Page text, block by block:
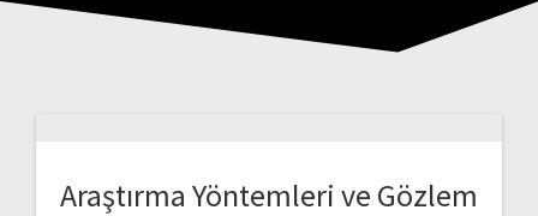
Araştırma Yöntemleri ve Gözlem